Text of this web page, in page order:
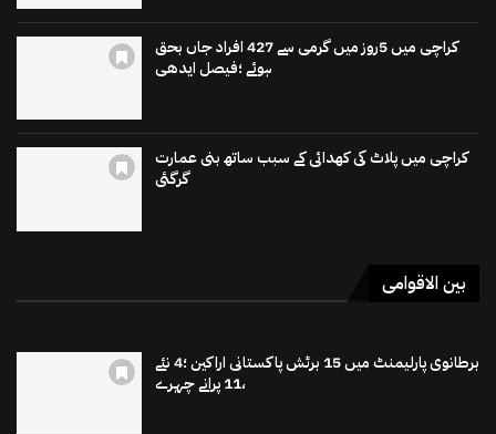
کراچی میں 5روز میں گرمی سے 427 افراد جاں بحق
ہوئے ؛فیصل ایدھی
کراچی میں پلاٹ کی کھدائی کے سبب ساتھ بنی عمارت
گرگئی
بین الاقوامی
برطانوی پارلیمنٹ میں 15 برٹش پاکستانی اراکین ؛4 نئے
،11 پرانے چہرے